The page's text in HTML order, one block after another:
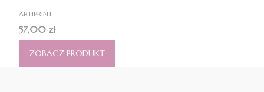
PRODUCENT
ARTIPRINT
Cena
57,00 zł
ZOBACZ PRODUKT